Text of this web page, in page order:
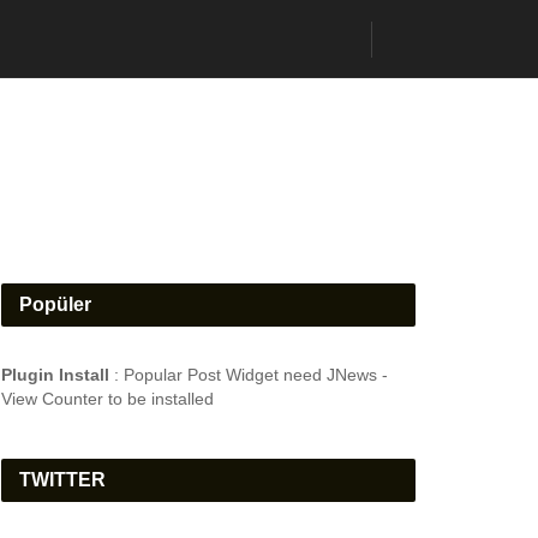
Popüler
Plugin Install : Popular Post Widget need JNews -
View Counter to be installed
TWITTER